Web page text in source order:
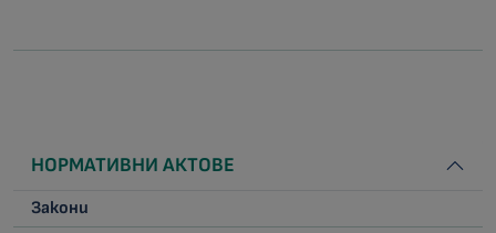
НОРМАТИВНИ АКТОВЕ
Закони